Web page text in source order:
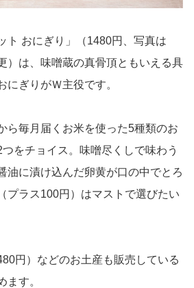
ト おにぎり」（1480円、写真は
）は、味噌蔵の真骨頂ともいえる具
にぎりがＷ主役です。
ら毎月届くお米を使った5種類のお
をチョイス。味噌尽くしで味わう
油に漬け込んだ卵黄が口の中でとろ
プラス100円）はマストで選びたい
円）などのお土産も販売している
ます。